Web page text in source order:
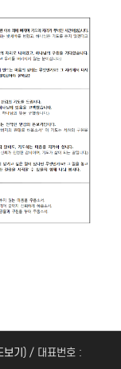
기) / 대표번호 :